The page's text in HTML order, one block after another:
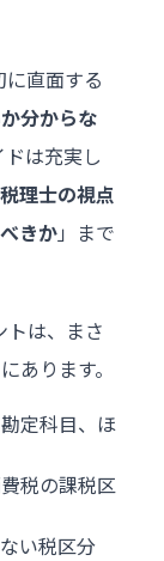
直面する
分からな
は充実し
税理士の視点
きか」まで
は、まさ
にあります。
勘定科目、ほ
費税の課税区
い税区分